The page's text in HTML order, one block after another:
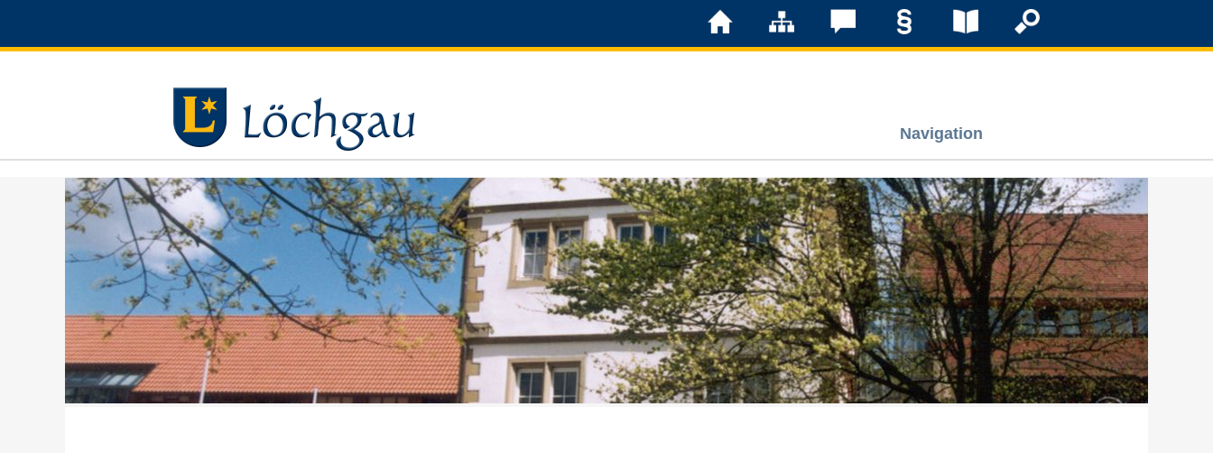
Navigation
Löchgau
Grußwort Bürgermeister
Kurzportrait
Löchgau früher
Zahlen & Fakten
Steuern